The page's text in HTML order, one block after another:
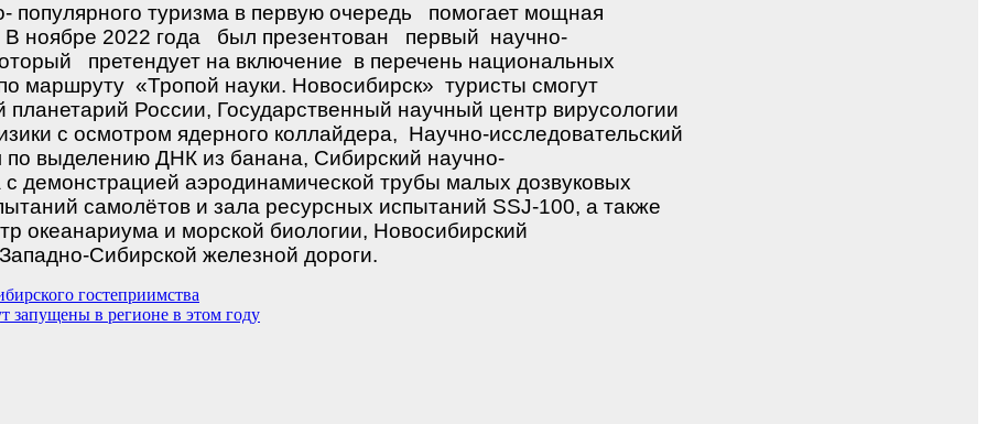
популярного туризма в первую очередь
помогает мощная
В ноябре 2022 года был презентован первый научно-
претендует на включение в перечень национальных
маршруту «Тропой науки. Новосибирск» туристы смогут
России, Государственный научный центр вирусологии
с осмотром ядерного коллайдера, Научно-исследовательский
по выделению ДНК из банана, Сибирский научно-
демонстрацией аэродинамической трубы малых дозвуковых
самолётов и зала ресурсных испытаний SSJ-100, а также
океанариума и морской биологии, Новосибирский
Cибирской железной дороги.
гостеприимства
запущены в регионе в этом году